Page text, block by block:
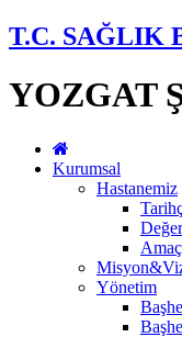
T.C. SAĞLIK
YOZGAT
Kurumsal
Hastanemiz
Yönetim